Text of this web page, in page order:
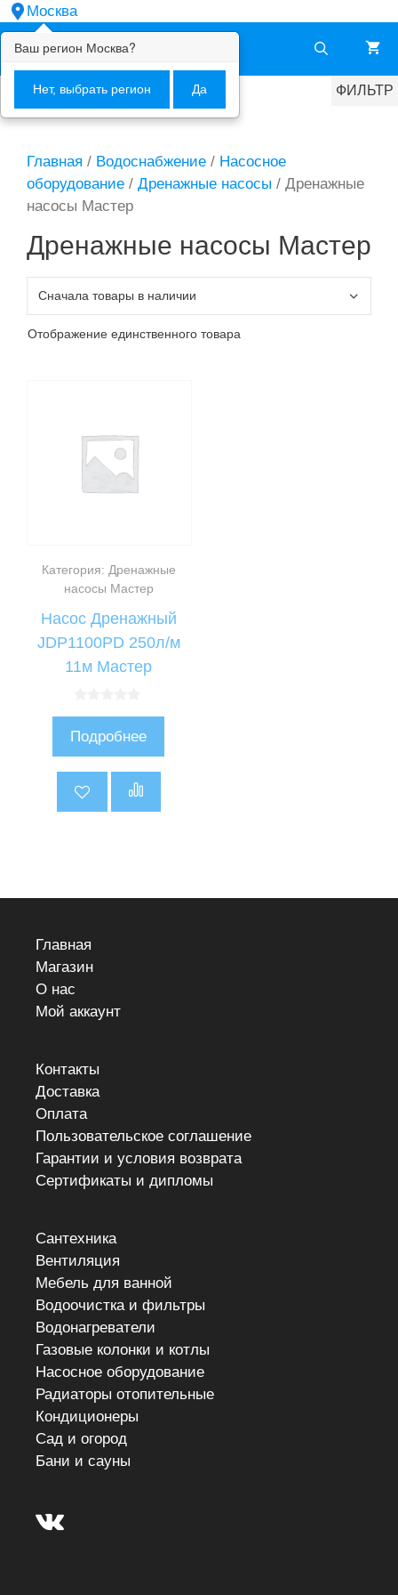
Перейти
к
содержимому
Москва
Ваш регион Москва?
Нет, выбрать регион Да
Меню
ФИЛЬТР
Главная / Водоснабжение / Насосное
оборудование / Дренажные насосы / Дренажные
насосы Мастер
Дренажные насосы Мастер
Отображение единственного товара
Категория: Дренажные
насосы Мастер
Насос Дренажный
JDP1100PD 250л/м
11м Мастер
Подробнее
Главная
Магазин
О нас
Мой аккаунт
Контакты
Доставка
Оплата
Пользовательское соглашение
Гарантии и условия возврата
Сертификаты и дипломы
Сантехника
Вентиляция
Мебель для ванной
Водоочистка и фильтры
Водонагреватели
Газовые колонки и котлы
Насосное оборудование
Радиаторы отопительные
Кондиционеры
Сад и огород
Бани и сауны